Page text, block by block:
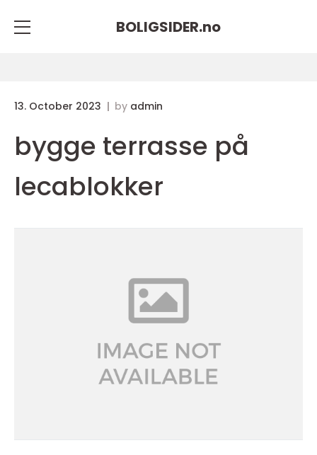
BOLIGSIDER.no
13. October 2023 by admin
bygge terrasse på
lecablokker